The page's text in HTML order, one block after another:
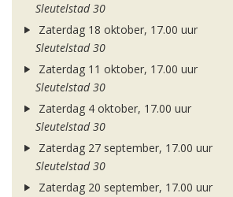
Sleutelstad 30
Zaterdag 18 oktober, 17.00 uur
Sleutelstad 30
Zaterdag 11 oktober, 17.00 uur
Sleutelstad 30
Zaterdag 4 oktober, 17.00 uur
Sleutelstad 30
Zaterdag 27 september, 17.00 uur
Sleutelstad 30
Zaterdag 20 september, 17.00 uur